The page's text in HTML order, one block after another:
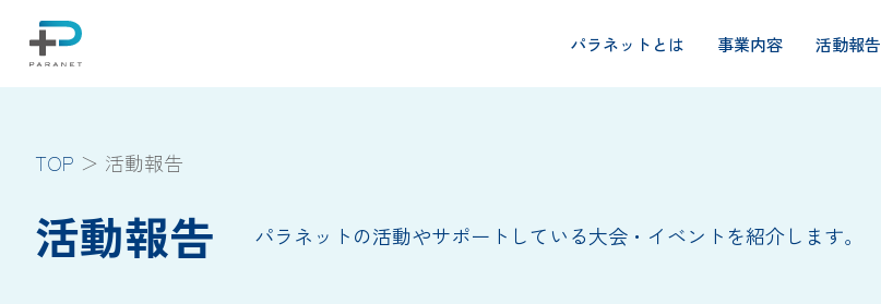
パラネットとは 事業内容 活動報告
TOP 活動報告
活動報告 パラネットの活動やサポートしている大会・イベントを紹介します。